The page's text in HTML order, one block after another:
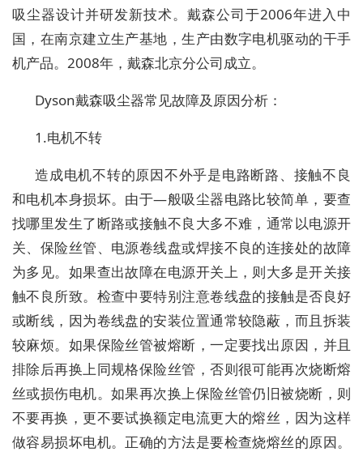
吸尘器设计并研发新技术。戴森公司于2006年进入中
国，在南京建立生产基地，生产由数字电机驱动的干手
机产品。2008年，戴森北京分公司成立。
Dyson戴森吸尘器常见故障及原因分析：
1.电机不转
造成电机不转的原因不外乎是电路断路、接触不良
和电机本身损坏。由于—般吸尘器电路比较简单，要查
找哪里发生了断路或接触不良大多不难，通常以电源开
关、保险丝管、电源卷线盘或焊接不良的连接处的故障
为多见。如果查出故障在电源开关上，则大多是开关接
触不良所致。检查中要特别注意卷线盘的接触是否良好
或断线，因为卷线盘的安装位置通常较隐蔽，而且拆装
较麻烦。如果保险丝管被熔断，一定要找出原因，并且
排除后再换上同规格保险丝管，否则很可能再次烧断熔
丝或损伤电机。如果再次换上保险丝管仍旧被烧断，则
不要再换，更不要试换额定电流更大的熔丝，因为这样
做容易损坏电机。正确的方法是要检查烧熔丝的原因。